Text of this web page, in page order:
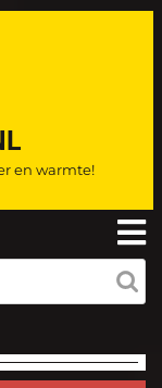
en warmte!